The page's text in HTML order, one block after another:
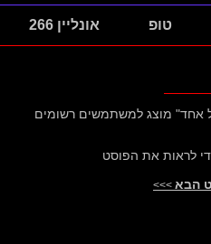
טופ אונליין 266
אחד" מוצג למשתמשים רשומים
לראות את הפוסט
הבא >>>